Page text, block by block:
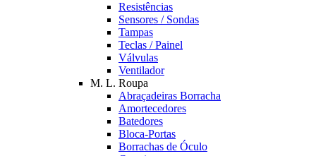
Resistências
Sensores / Sondas
Tampas
Teclas / Painel
Válvulas
Ventilador
M. L. Roupa
Abraçadeiras Borracha
Amortecedores
Batedores
Bloca-Portas
Borrachas de Óculo